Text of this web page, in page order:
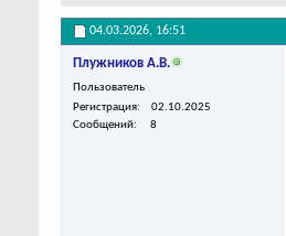
04.03.2026, 16:51
Плужников А.В.
Пользователь
Регистрация
02.10.2025
Сообщений
8